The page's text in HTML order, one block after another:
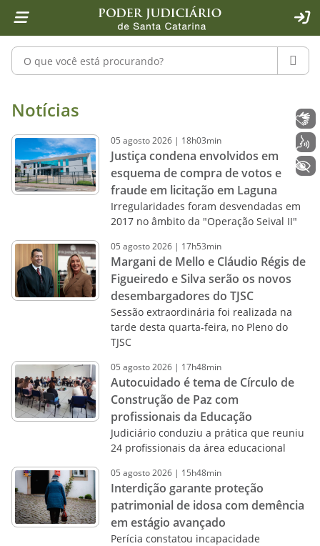
1 Ir para o conteúdo
2 Ir para a ferramenta de acessibilidade - Rybená
4 Ir para o menu principal
5 Ir para a pesquisa
6 Ir para o rodapé
7 Ir para a página inicial
Pesquisar no portal
Notícias - Imprensa - Poder
Notícias
05 agosto2026 | 18h03min
Justiça condena envolvidos em
esquema de compra de votos e
fraude em licitação em Laguna
Irregularidades foram desvendadas em
2017 no âmbito da "Operação Seival II"
05 agosto2026 | 17h53min
Margani de Mello e Cláudio Régis de
Figueiredo e Silva serão os novos
desembargadores do TJSC
Sessão extraordinária foi realizada na
tarde desta quarta-feira, no Pleno do
TJSC
05 agosto2026 | 17h48min
Autocuidado é tema de Círculo de
Construção de Paz com
profissionais da Educação
Judiciário conduziu a prática que reuniu
24 profissionais da área educacional
05 agosto2026 | 15h48min
Interdição garante proteção
patrimonial de idosa com demência
em estágio avançado
Perícia constatou incapacidade
+ Acessibilidade